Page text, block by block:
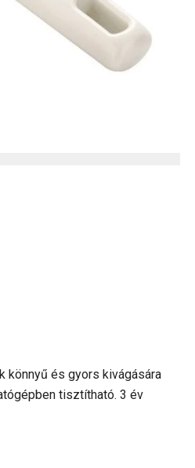
könnyű és gyors kivágására
tisztítható. 3 év